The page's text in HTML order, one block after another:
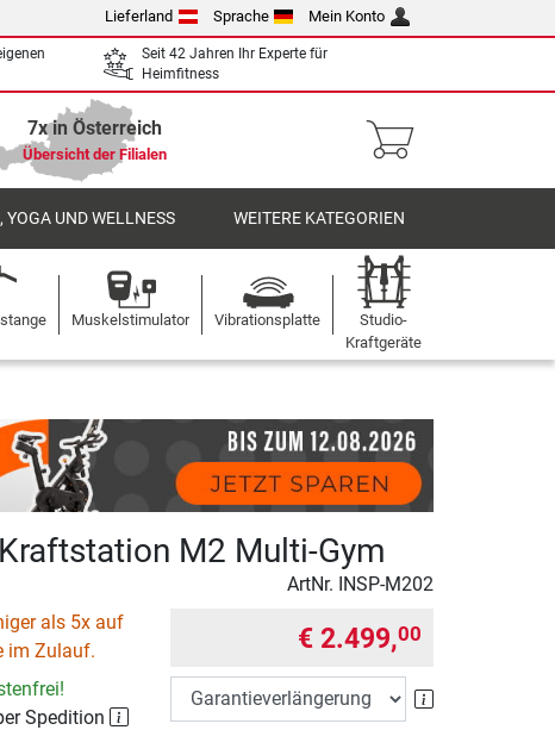
Lieferland Sprache Mein Konto
Seit 42 Jahren Ihr Experte für
Heimfitness
7x in Österreich
Übersicht der Filialen
YOGA UND WELLNESS WEITERE KATEGORIEN
Muskelstimulator Vibrationsplatte
Studio-
Kraftgeräte
M2 Multi-Gym
ArtNr. INSP-M202
als 5x auf
im Zulauf.
Spedition
€ 2.499,00